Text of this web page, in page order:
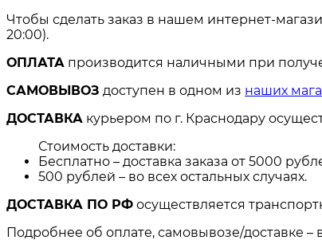
Чтобы сделать заказ в нашем интернет-
20:00).
ОПЛАТА производится наличными при
САМОВЫВОЗ доступен в одном из наших
ДОСТАВКА курьером по г. Краснодару
Стоимость доставки:
Бесплатно – доставка заказа от 5000
500 рублей – во всех остальных случаях.
ДОСТАВКА ПО РФ осуществляется
Подробнее об оплате, самовывозе/доставке –